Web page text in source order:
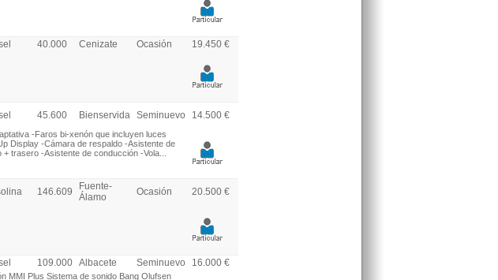
40.000 Cenizate Ocasión 19.450 €
45.600 Bienservida Seminuevo 14.500 €
-Faros bi-xenón que incluyen luces
Display -Cámara de respaldo -Asistente de
trasero -Asistente de conducción -Vola...
146.609
Fuente-
Álamo
Ocasión 20.500 €
109.000 Albacete Seminuevo 16.000 €
MMI Plus Sistema de sonido Bang Olufsen